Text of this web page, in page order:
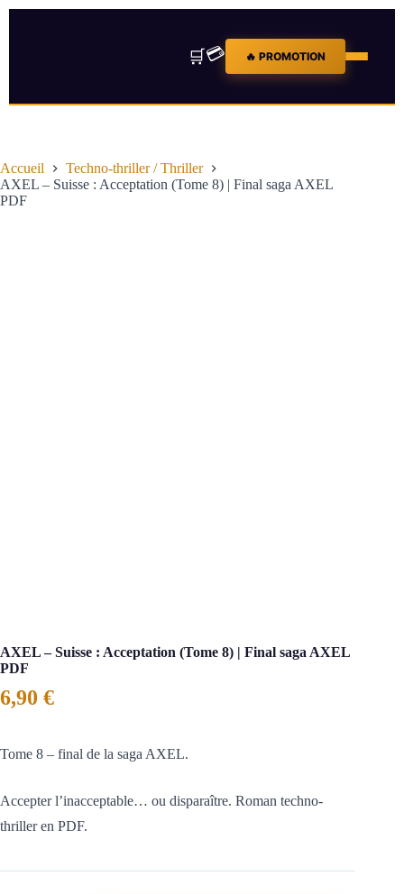
🛒💳 🔥 PROMOTION
Accueil
Techno-thriller / Thriller
AXEL – Suisse : Acceptation (Tome 8) | Final saga AXEL
PDF
AXEL – Suisse : Acceptation (Tome 8) | Final saga AXEL
PDF
6,90 €
Tome 8 – final de la saga AXEL.
Accepter l’inacceptable… ou disparaître. Roman techno-
thriller en PDF.